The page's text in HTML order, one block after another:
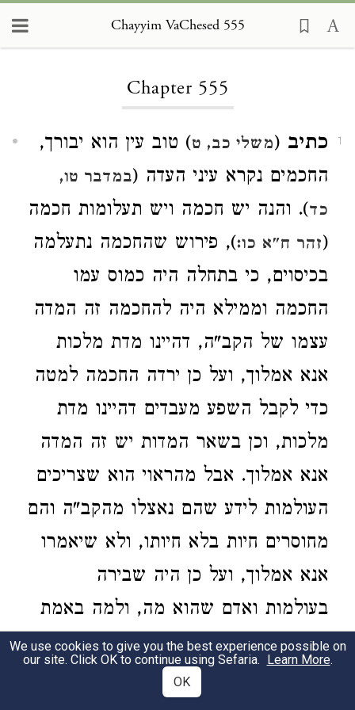
Chayyim VaChesed 555
Chapter 555
1 כתיב (משלי כב, ט) טוב עין הוא יבורך,
החכמים נקרא עיני העדה (במדבר טו,
כד). והנה יש חכמה ויש תעלומות חכמה
(זהר ח"א כו:), פירוש שהחכמה נתעלמה
בכיסוים, כי בתחלה היה כמוס עמו
החכמה וממילא היה להחכמה זה המדה
עצמו של הקב"ה, דהיינו מדת מלכות
אנא אמלוך, ועל כן ירדה החכמה למטה
כדי לקבל השפע מעבדים דהיינו מדת
מלכות, וכן בשאר המדות יש זה המדה
אנא אמלוך. אבל מהראוי הוא שצריכים
העולמות לידע שהם נאצלו מהקב"ה והם
מחוסרים חיות בלא חיותו, ולא שיאמרו
אנא אמלוך, ועל כן היה שבירה
בעולמות ואדם שהוא מה, ולמה באמת
היה זה, כדי שיהא קצת שכחה והעתק
כביכול מעצמותו, מחמת שרצה שיהא
We use cookies to give you the best experience possible on
our site. Click OK to continue using Sefaria. Learn More.
OK